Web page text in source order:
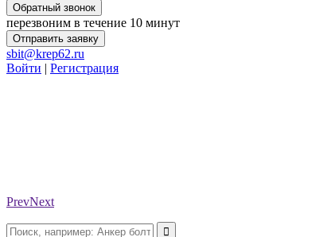
Обратный звонок
перезвоним в течение 10 минут
Отправить заявку
sbit@krep62.ru
Войти | Регистрация
PrevNext